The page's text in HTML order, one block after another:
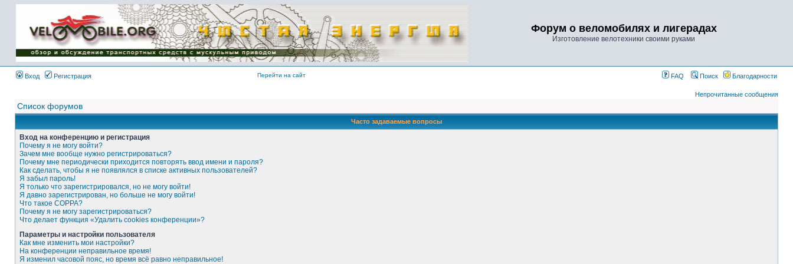
Имя пользователя:
Пароль:
{ LOG_ME_IN_SHORT
}
Форум о веломобилях и лигерадах
Изготовление велотехники своими руками
Вход Регистрация Перейти на сайт FAQ Поиск Благодарности
Непрочитанные сообщения
Список форумов
Часто задаваемые вопросы
Вход на конференцию и регистрация
Почему я не могу войти?
Зачем мне вообще нужно регистрироваться?
Почему мне периодически приходится повторять ввод имени и пароля?
Как сделать, чтобы я не появлялся в списке активных пользователей?
Я забыл пароль!
Я только что зарегистрировался, но не могу войти!
Я давно зарегистрирован, но больше не могу войти!
Что такое COPPA?
Почему я не могу зарегистрироваться?
Что делает функция «Удалить cookies конференции»?
Параметры и настройки пользователя
Как мне изменить мои настройки?
На конференции неправильное время!
Я изменил часовой пояс, но время всё равно неправильное!